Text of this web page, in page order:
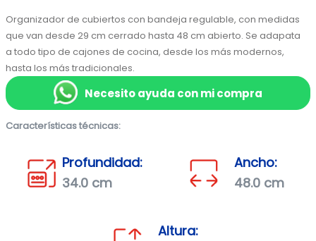
Organizador de cubiertos con bandeja regulable, con medidas
que van desde 29 cm cerrado hasta 48 cm abierto. Se adapata
a todo tipo de cajones de cocina, desde los más modernos,
hasta los más tradicionales.
Necesito ayuda con mi compra
Características técnicas:
Profundidad:
34.0 cm
Ancho:
48.0 cm
Altura: